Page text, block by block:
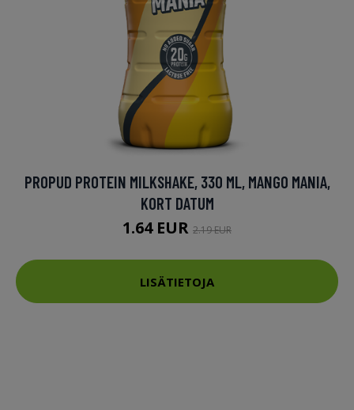
PROPUD PROTEIN MILKSHAKE, 330 ML, MANGO MANIA,
KORT DATUM
1.64 EUR 2.19 EUR
LISÄTIETOJA